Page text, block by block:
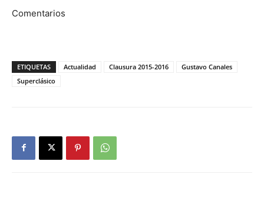
Comentarios
ETIQUETAS Actualidad Clausura 2015-2016
Gustavo Canales
Superclásico